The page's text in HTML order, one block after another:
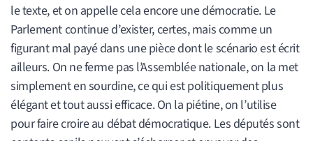
le texte, et on appelle cela encore une démocratie. Le
Parlement continue d’exister, certes, mais comme un
figurant mal payé dans une pièce dont le scénario est écrit
ailleurs. On ne ferme pas l’Assemblée nationale, on la met
simplement en sourdine, ce qui est politiquement plus
élégant et tout aussi efficace. On la piétine, on l’utilise
pour faire croire au débat démocratique. Les députés sont